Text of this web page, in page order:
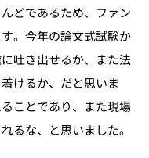
どであるため、ファン
。今年の論文式試験か
吐き出せるか、また法
けるか、だと思いま
ことであり、また現場
るな、と思いました。